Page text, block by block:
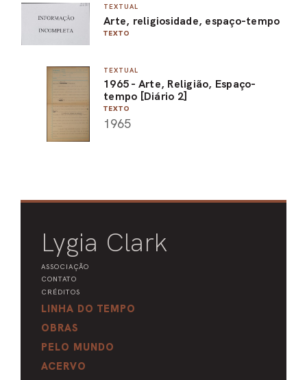
TEXTUAL
Arte, religiosidade, espaço-tempo
TEXTO
TEXTUAL
1965 - Arte, Religião, Espaço-
tempo [Diário 2]
TEXTO
1965
Lygia Clark
ASSOCIAÇÃO
CONTATO
CRÉDITOS
LINHA DO TEMPO
OBRAS
PELO MUNDO
ACERVO